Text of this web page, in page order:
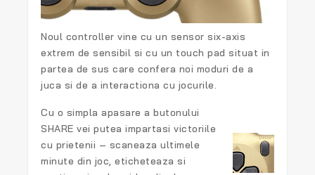
Noul controller vine cu un sensor six-axis
extrem de sensibil si cu un touch pad situat in
partea de sus care confera noi moduri de a
juca si de a interactiona cu jocurile.
Cu o simpla apasare a butonului
SHARE vei putea impartasi victoriile
cu prietenii – scaneaza ultimele
minute din joc, eticheteaza si